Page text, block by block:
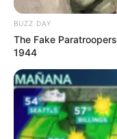
BUZZ DAY
The Fake
1944